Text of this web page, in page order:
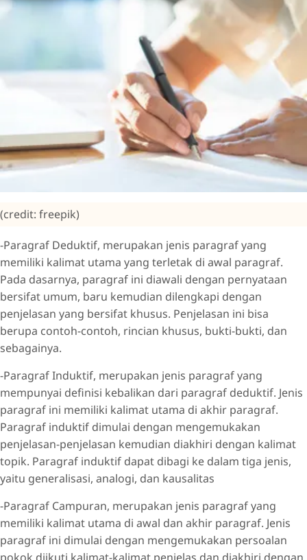
(credit: freepik)
-Paragraf Deduktif, merupakan jenis paragraf yang
memiliki kalimat utama yang terletak di awal paragraf.
Pada dasarnya, paragraf ini diawali dengan pernyataan
bersifat umum, baru kemudian dilengkapi dengan
penjelasan yang bersifat khusus. Penjelasan ini bisa
berupa contoh-contoh, rincian khusus, bukti-bukti, dan
sebagainya.
-Paragraf Induktif, merupakan jenis paragraf yang
mempunyai definisi kebalikan dari paragraf deduktif. Jenis
paragraf ini memiliki kalimat utama di akhir paragraf.
Paragraf induktif dimulai dengan mengemukakan
penjelasan-penjelasan kemudian diakhiri dengan kalimat
topik. Paragraf induktif dapat dibagi ke dalam tiga jenis,
yaitu generalisasi, analogi, dan kausalitas
-Paragraf Campuran, merupakan jenis paragraf yang
memiliki kalimat utama di awal dan akhir paragraf. Jenis
paragraf ini dimulai dengan mengemukakan persoalan